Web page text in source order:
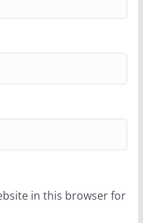
in this browser for